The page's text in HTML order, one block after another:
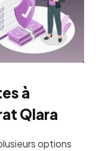
à
Qlara
options